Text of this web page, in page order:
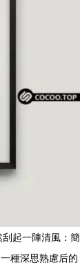
起一陣清風：簡
種深思熟慮后的